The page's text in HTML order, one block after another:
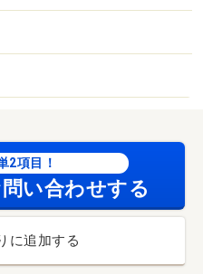
2項目！
い合わせする
に追加する